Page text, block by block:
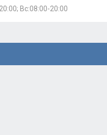
Вс:08:00-20:00